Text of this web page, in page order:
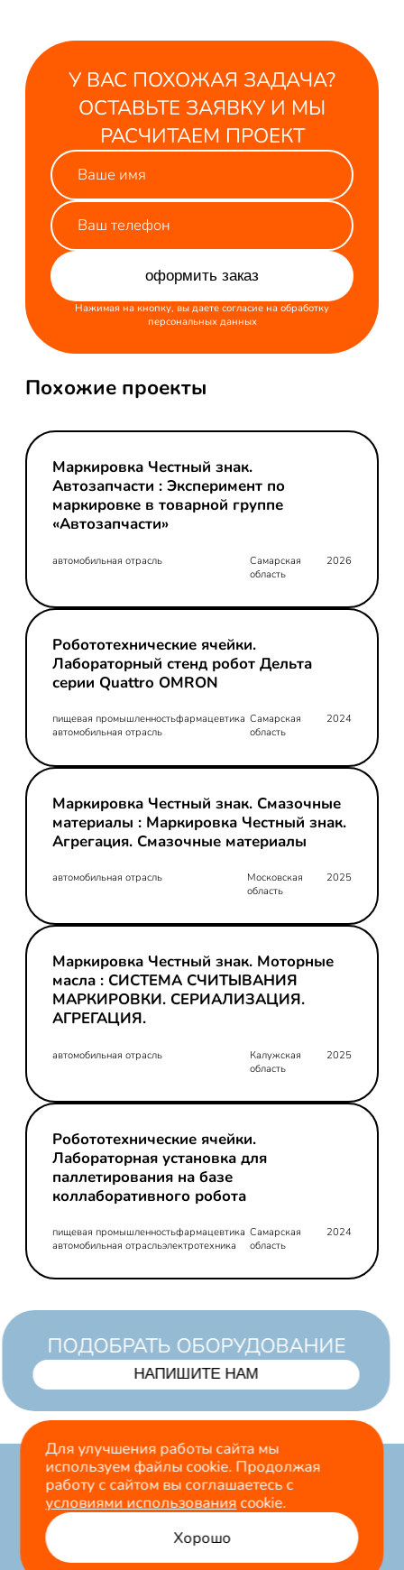
У ВАС ПОХОЖАЯ ЗАДАЧА?
ОСТАВЬТЕ ЗАЯВКУ И МЫ
РАСЧИТАЕМ ПРОЕКТ
оформить заказ
Нажимая на кнопку, вы даете согласие на обработку
персональных данных
Похожие проекты
Маркировка Честный знак.
Автозапчасти : Эксперимент по
маркировке в товарной группе
«Автозапчасти»
автомобильная отрасль
Самарская
область
2026
Робототехнические ячейки.
Лабораторный стенд робот Дельта
серии Quattro OMRON
пищевая промышленностьфармацевтика
автомобильная отрасль
Самарская
область
2024
Маркировка Честный знак. Смазочные
материалы : Маркировка Честный знак.
Агрегация. Смазочные материалы
автомобильная отрасль
Московская
область
2025
Маркировка Честный знак. Моторные
масла : СИСТЕМА СЧИТЫВАНИЯ
МАРКИРОВКИ. СЕРИАЛИЗАЦИЯ.
АГРЕГАЦИЯ.
автомобильная отрасль
Калужская
область
2025
Робототехнические ячейки.
Лабораторная установка для
паллетирования на базе
коллаборативного робота
пищевая промышленностьфармацевтика
автомобильная отрасльэлектротехника
Самарская
область
2024
ПОДОБРАТЬ ОБОРУДОВАНИЕ
НАПИШИТЕ НАМ
Для улучшения работы сайта мы
используем файлы cookie. Продолжая
работу с сайтом вы соглашаетесь с
условиями использованияcookie.
Хорошо
Самара, ул. 22 Партсъезда,
207 оф. 3, 1 этаж
8 (846) 233-70-73
Продвижение и
сайтаlemurteam.ru